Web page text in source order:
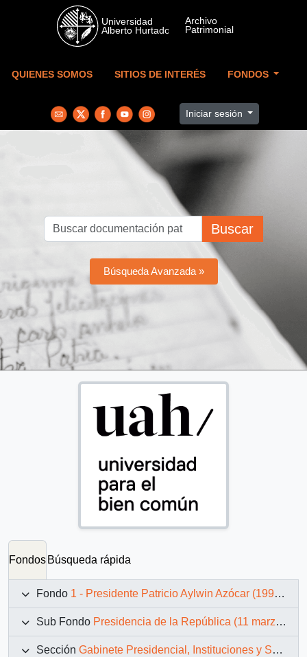
Skip to main content
QUIENES SOMOS SITIOS DE INTERÉS FONDOS
Iniciar sesión
Buscar
Búsqueda Avanzada »
Fondos Búsqueda rápida
Fondo 1 - Presidente Patricio Aylwin Azócar (1990-1994)
Sub Fondo Presidencia de la República (11 marzo 1990 – 11 marzo 1994)
Sección Gabinete Presidencial, Instituciones y Servicios